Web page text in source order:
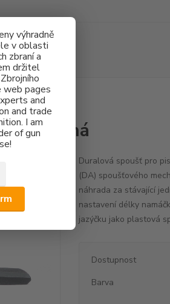
výhradně
v oblasti
zbraní a
držitel
web pages
and
and trade
I am
of gun
– Rovná
Duralová spoušť pro
(DA) spoušťového
náhrada za stávající
nastavení délky
jazýčku jako plastová
Dostupnost
Barva